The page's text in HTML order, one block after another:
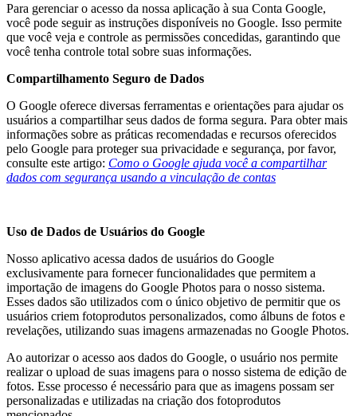
Para gerenciar o acesso da nossa aplicação à sua Conta Google,
você pode seguir as instruções disponíveis no Google. Isso permite
que você veja e controle as permissões concedidas, garantindo que
você tenha controle total sobre suas informações.
Compartilhamento Seguro de Dados
O Google oferece diversas ferramentas e orientações para ajudar os
usuários a compartilhar seus dados de forma segura. Para obter mais
informações sobre as práticas recomendadas e recursos oferecidos
pelo Google para proteger sua privacidade e segurança, por favor,
consulte este artigo: Como o Google ajuda você a compartilhar
dados com segurança usando a vinculação de contas
Uso de Dados de Usuários do Google
Nosso aplicativo acessa dados de usuários do Google
exclusivamente para fornecer funcionalidades que permitem a
importação de imagens do Google Photos para o nosso sistema.
Esses dados são utilizados com o único objetivo de permitir que os
usuários criem fotoprodutos personalizados, como álbuns de fotos e
revelações, utilizando suas imagens armazenadas no Google Photos.
Ao autorizar o acesso aos dados do Google, o usuário nos permite
realizar o upload de suas imagens para o nosso sistema de edição de
fotos. Esse processo é necessário para que as imagens possam ser
personalizadas e utilizadas na criação dos fotoprodutos